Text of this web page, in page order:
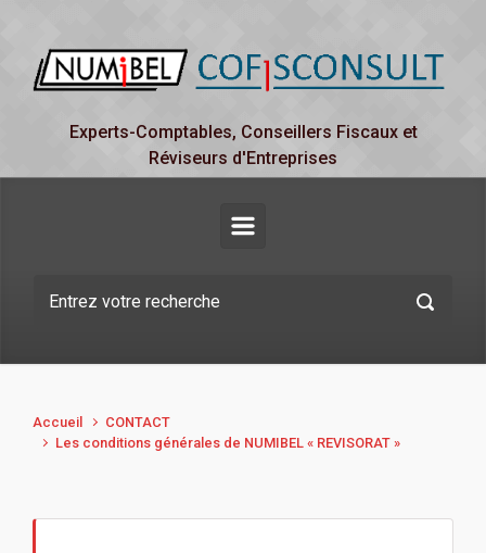
Experts-Comptables, Conseillers Fiscaux et
Réviseurs d'Entreprises
Accueil
CONTACT
Les conditions générales de NUMIBEL « REVISORAT »